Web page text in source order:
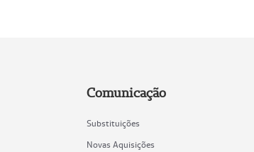
Comunicação
Substituições
Novas Aquisições